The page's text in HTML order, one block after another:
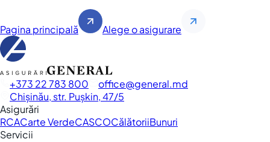
Pagina principală Alege o asigurare
+373 22 783 800 office
general.md
Chișinău, str. Pușkin, 47/5
Asigurări
RCACarte VerdeCASCOCălătoriiBunuri
Servicii